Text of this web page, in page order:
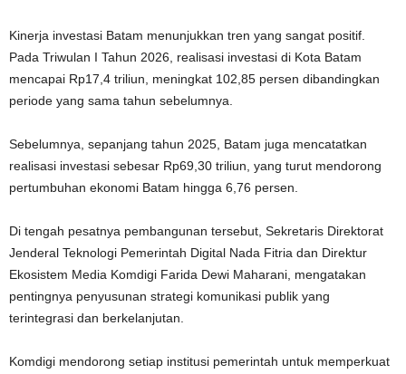
Kinerja investasi Batam menunjukkan tren yang sangat positif.
Pada Triwulan I Tahun 2026, realisasi investasi di Kota Batam
mencapai Rp17,4 triliun, meningkat 102,85 persen dibandingkan
periode yang sama tahun sebelumnya.
Sebelumnya, sepanjang tahun 2025, Batam juga mencatatkan
realisasi investasi sebesar Rp69,30 triliun, yang turut mendorong
pertumbuhan ekonomi Batam hingga 6,76 persen.
Di tengah pesatnya pembangunan tersebut, Sekretaris Direktorat
Jenderal Teknologi Pemerintah Digital Nada Fitria dan Direktur
Ekosistem Media Komdigi Farida Dewi Maharani, mengatakan
pentingnya penyusunan strategi komunikasi publik yang
terintegrasi dan berkelanjutan.
Komdigi mendorong setiap institusi pemerintah untuk memperkuat